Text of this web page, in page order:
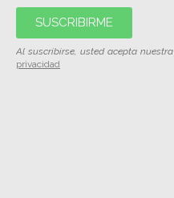
SUSCRIBIRME
Al suscribirse, usted acepta nuestra
privacidad